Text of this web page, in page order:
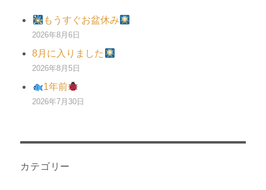
もうすぐお盆休み
2026年8月6日
8月に入りました
2026年8月5日
1年前
2026年7月30日
カテゴリー